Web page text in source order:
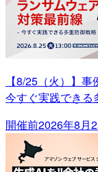
【8/25（火）】
今すぐ実践できる
開催前2026年8月